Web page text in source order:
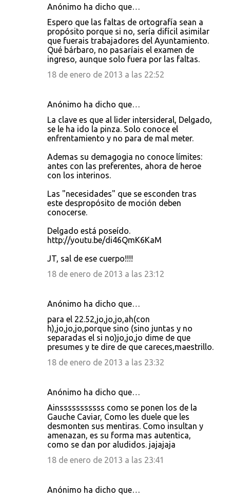
Anónimo ha dicho que…
Espero que las faltas de ortografía sean a
propósito porque si no, sería difícil asimilar
que fuerais trabajadores del Ayuntamiento.
Qué bárbaro, no pasaríais el examen de
ingreso, aunque solo fuera por las faltas.
18 de enero de 2013 a las 22:52
Anónimo ha dicho que…
La clave es que al lider intersideral, Delgado,
se le ha ido la pinza. Solo conoce el
enfrentamiento y no para de mal meter.
Ademas su demagogia no conoce límites:
antes con las preferentes, ahora de heroe
con los interinos.
Las "necesidades" que se esconden tras
este despropósito de moción deben
conocerse.
Delgado está poseído.
http://youtu.be/di46QmK6KaM
JT, sal de ese cuerpo!!!!
18 de enero de 2013 a las 23:12
Anónimo ha dicho que…
para el 22.52,jo,jo,jo,ah(con
h),jo,jo,jo,porque sino (sino juntas y no
separadas el si no)jo,jo,jo dime de que
presumes y te dire de que careces,maestrillo.
18 de enero de 2013 a las 23:32
Anónimo ha dicho que…
Ainsssssssssss como se ponen los de la
Gauche Caviar, Como les duele que les
desmonten sus mentiras. Como insultan y
amenazan, es su forma mas autentica,
como se dan por aludidos. jajajaja
18 de enero de 2013 a las 23:41
Anónimo ha dicho que…